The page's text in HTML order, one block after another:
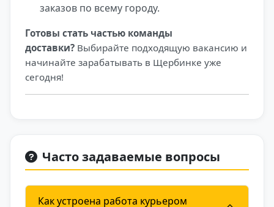
заказов по всему городу.
Готовы стать частью команды
доставки? Выбирайте подходящую вакансию и
начинайте зарабатывать в Щербинке уже
сегодня!
Часто задаваемые вопросы
Как устроена работа курьером